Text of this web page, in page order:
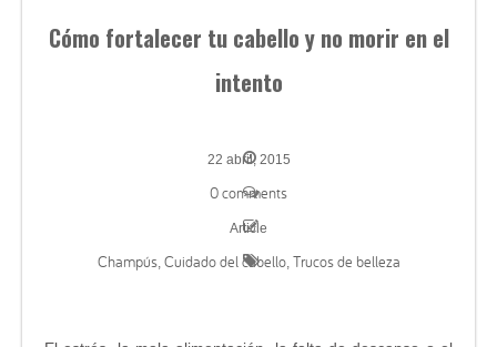
Cómo fortalecer tu cabello y no morir en el
intento
22 abril, 2015
0 comments
Article
Champús, Cuidado del cabello, Trucos de belleza